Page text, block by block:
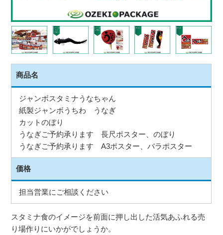
商品名
ジャンボスタミナうなちゃん
紙製ジャンボうちわ うなぎ
カットのぼり
うなぎご予約承ります 長尺ポスター、のぼり
うなぎご予約承ります A3ポスター、バラポスター
価格
担当営業にご相談ください
スタミナ食のイメージを前面に押し出した活気あふれる売
り場作りにいかがでしょうか。